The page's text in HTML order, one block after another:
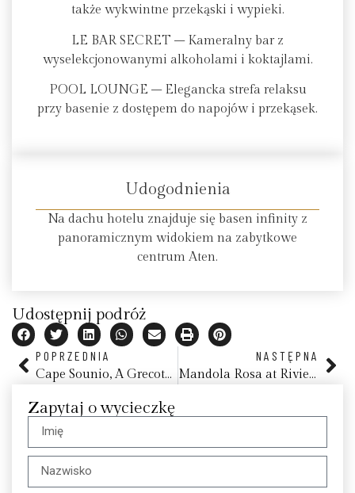
także wykwintne przekąski i wypieki.
LE BAR SECRET – Kameralny bar z
wyselekcjonowanymi alkoholami i koktajlami.
POOL LOUNGE – Elegancka strefa relaksu
przy basenie z dostępem do napojów i przekąsek.
Udogodnienia
Na dachu hotelu znajduje się basen infinity z
panoramicznym widokiem na zabytkowe
centrum Aten.
Udostępnij podróż
POPRZEDNIA
Cape Sounio, A Grecotel Resort to Live
NASTĘPNA
Mandola Rosa at Riviera Olympia, A Grecotel Resort to Live, Peloponez
Zapytaj o wycieczkę